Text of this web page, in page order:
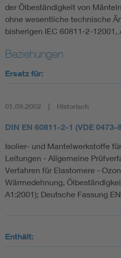
der Ölbeständigkeit von
ohne wesentliche technische
bisherigen IEC 60811-2-12001,
Beziehungen
Ersatz für:
01.09.2002 Historisch
DIN EN 60811-2-1 (VDE
Isolier- und Mantelwerkstoffe
Leitungen - Allgemeine
Verfahren für Elastomere -
Wärmedehnung,
A1:2001); Deutsche Fassung
Enthält: